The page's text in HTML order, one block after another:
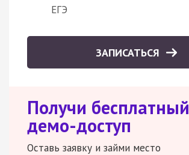
ЕГЭ
ЗАПИСАТЬСЯ
Получи бесплатный
демо-доступ
Оставь заявку и займи место